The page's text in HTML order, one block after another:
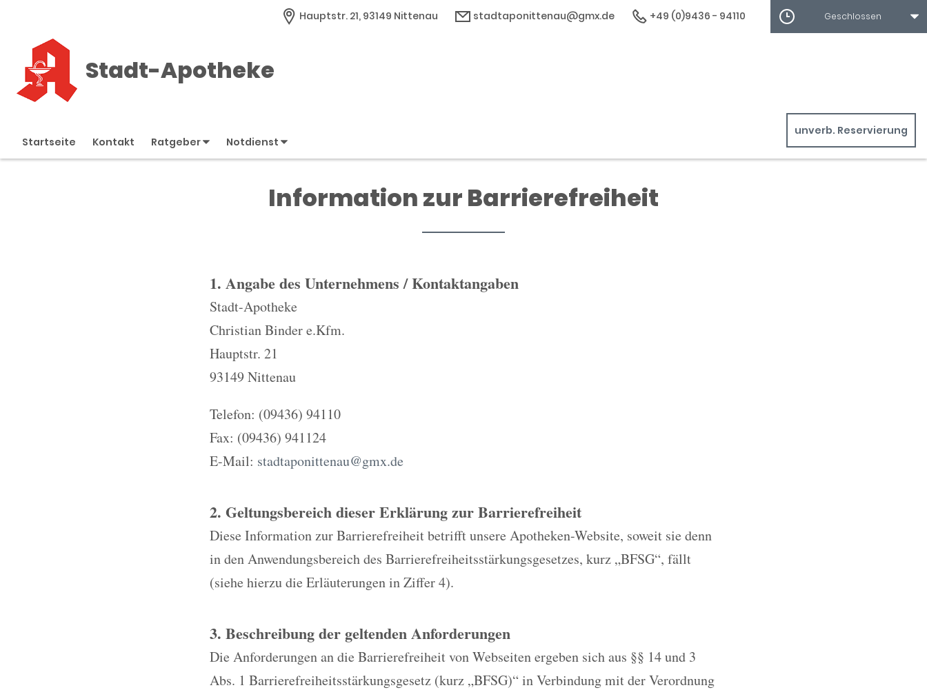
Hauptstr. 21, 93149 Nittenau stadtaponittenau@gmx.de +49 (0)9436 - 94110 Geschlossen
Stadt-Apotheke
Startseite Kontakt Ratgeber Notdienst
unverb. Reservierung
Information zur Barrierefreiheit
1. Angabe des Unternehmens / Kontaktangaben
Stadt-Apotheke
Christian Binder e.Kfm.
Hauptstr. 21
93149 Nittenau
Telefon: (09436) 94110
Fax: (09436) 941124
E-Mail: stadtaponittenau@gmx.de
2. Geltungsbereich dieser Erklärung zur Barrierefreiheit
Diese Information zur Barrierefreiheit betrifft unsere Apotheken-Website, soweit sie denn
in den Anwendungsbereich des Barrierefreiheitsstärkungsgesetzes, kurz „BFSG“, fällt
(siehe hierzu die Erläuterungen in Ziffer 4).
3. Beschreibung der geltenden Anforderungen
Die Anforderungen an die Barrierefreiheit von Webseiten ergeben sich aus §§ 14 und 3
Abs. 1 Barrierefreiheitsstärkungsgesetz (kurz „BFSG)“ in Verbindung mit der Verordnung